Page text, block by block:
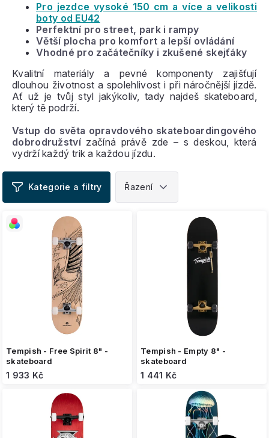
Pro jezdce vysoké 150 cm a více a velikosti
boty od EU42
Perfektní pro street, park i rampy
Větší plocha pro komfort a lepší ovládání
Vhodné pro začátečníky i zkušené skejťáky
Kvalitní materiály a pevné komponenty zajišťují
dlouhou životnost a spolehlivost i při náročnější jízdě.
Ať už je tvůj styl jakýkoliv, tady najdeš skateboard,
který tě podrží.
Vstup do světa opravdového skateboardingového
dobrodružstvízačíná právě zde – s deskou, která
vydrží každý trik a každou jízdu.
ý
p
i
s
Tempish - Free Spirit 8" -
skateboard
1 933 Kč
Tempish - Empty 8" -
skateboard
1 441 Kč